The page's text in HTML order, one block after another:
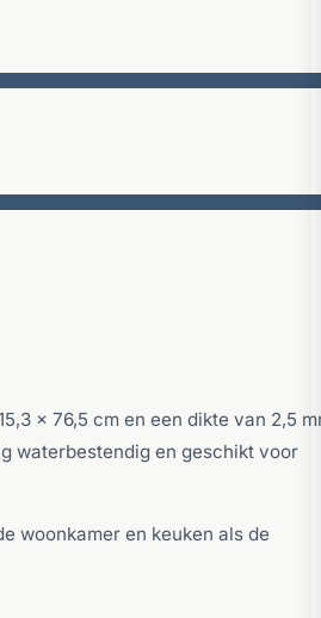
x 76,5 cm en een dikte van 2,5
waterbestendig en geschikt voor
woonkamer en keuken als de